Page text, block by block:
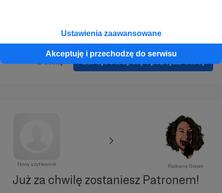
Ustawienia zaawansowane
Akceptuję i przechodzę do serwisu
Zarejestruj się i przejdź dalej
Nowy użytkownik Radosny Grajek
Już za chwilę zostaniesz Patronem!